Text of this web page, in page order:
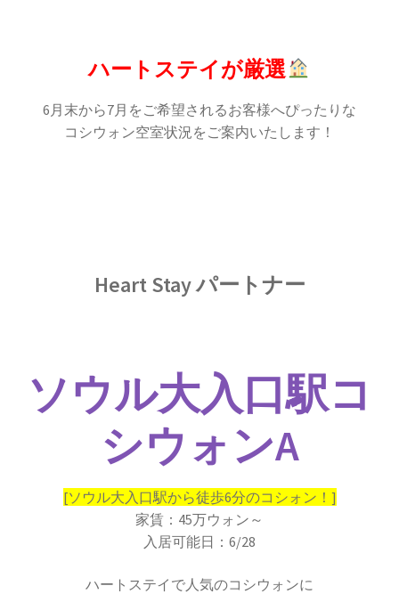
ハートステイが厳選
6月末から7月をご希望されるお客様へぴったりな
コシウォン空室状況をご案内いたします！
Heart Stay パートナー
ソウル大入口駅コ
シウォンA
[ソウル大入口駅から徒歩6分のコシォン！]
家賃：45万ウォン～
入居可能日：6/28
ハートステイで人気のコシウォンに